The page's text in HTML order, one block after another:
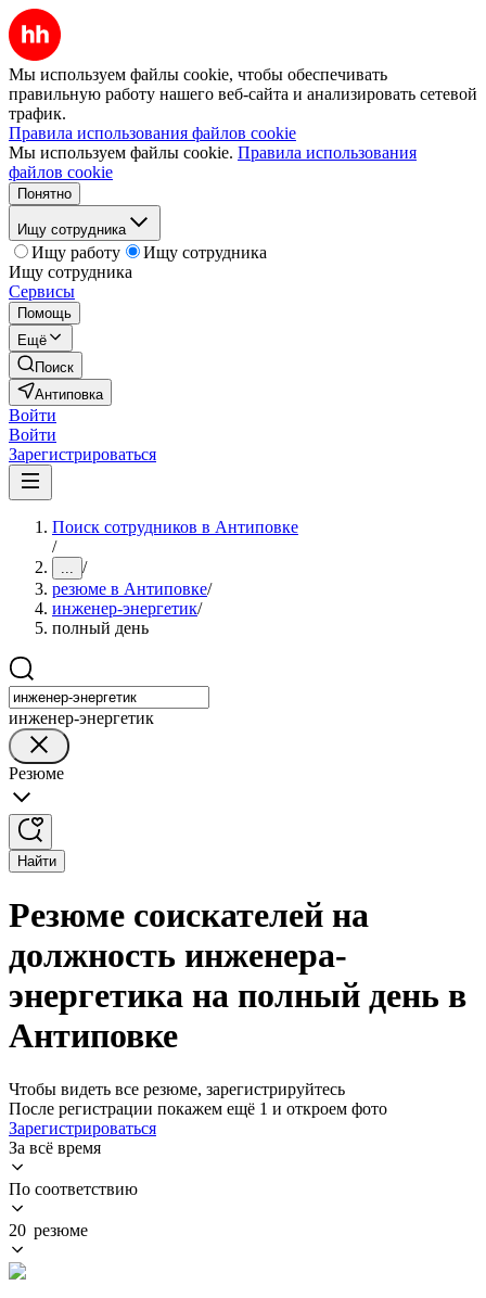
Мы используем файлы cookie, чтобы обеспечивать
правильную работу нашего веб-сайта и анализировать сетевой
трафик.
Правила использования файлов cookie
Мы используем файлы cookie. Правила использования
файлов cookie
Понятно
Ищу сотрудника
Ищу работу
Ищу сотрудника
Ищу сотрудника
Сервисы
Помощь
Ещё
Поиск
Антиповка
Войти
Войти
Зарегистрироваться
Поиск сотрудников в Антиповке
/
... /
резюме в Антиповке/
инженер-энергетик/
полный день
инженер-энергетик
Резюме
Найти
Резюме соискателей на
должность инженера-
энергетика на полный день в
Антиповке
Чтобы видеть все резюме, зарегистрируйтесь
После регистрации покажем ещё 1 и откроем фото
Зарегистрироваться
За всё время
По соответствию
20 резюме